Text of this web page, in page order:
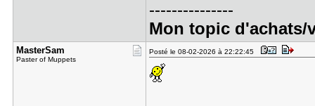
---------------
Mon topic d'achats/
MasterSam
Paster of Muppets
Posté le 08-02-2026 à 22:22:45